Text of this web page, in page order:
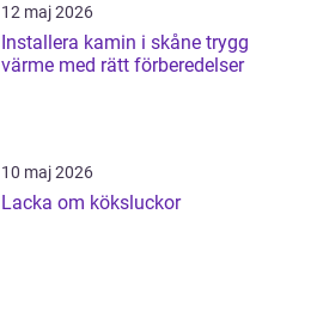
12 maj 2026
Installera kamin i skåne trygg
värme med rätt förberedelser
10 maj 2026
Lacka om köksluckor